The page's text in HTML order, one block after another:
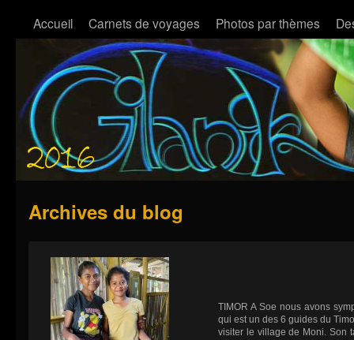
Accueil Carnets de voyages Photos par thèmes
Archives du blog
TIMOR A Soe nous avons
qui est un des 6 guides du
visiter le village de Moni. Son